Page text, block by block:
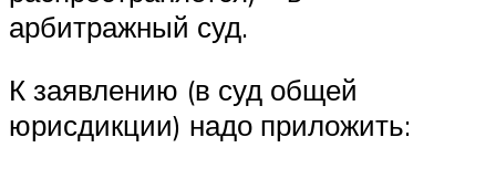
арбитражный суд.
К заявлению (в суд общей
юрисдикции) надо приложить: